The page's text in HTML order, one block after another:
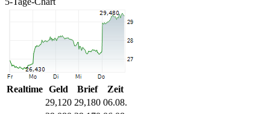
Realtime Geld Brief
Zeit
29,120 29,180 06.08.